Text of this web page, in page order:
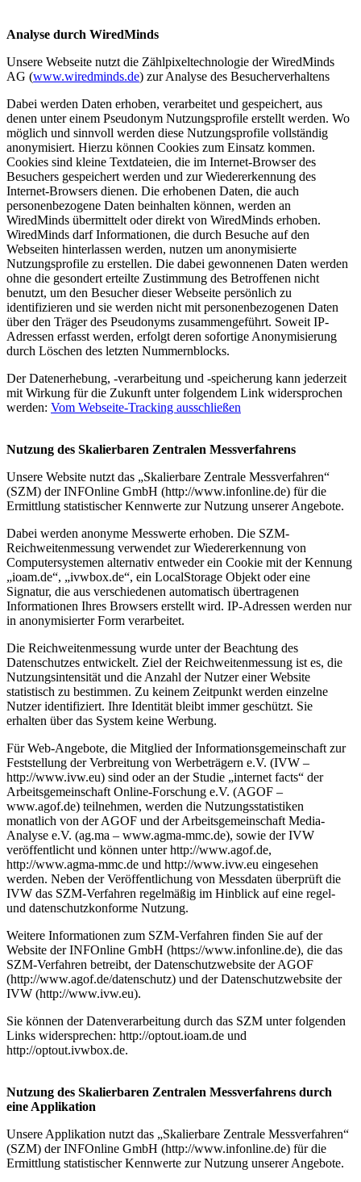
Analyse durch WiredMinds
Unsere Webseite nutzt die Zählpixeltechnologie der WiredMinds
AG (www.wiredminds.de) zur Analyse des Besucherverhaltens
Dabei werden Daten erhoben, verarbeitet und gespeichert, aus
denen unter einem Pseudonym Nutzungsprofile erstellt werden. Wo
möglich und sinnvoll werden diese Nutzungsprofile vollständig
anonymisiert. Hierzu können Cookies zum Einsatz kommen.
Cookies sind kleine Textdateien, die im Internet-Browser des
Besuchers gespeichert werden und zur Wiedererkennung des
Internet-Browsers dienen. Die erhobenen Daten, die auch
personenbezogene Daten beinhalten können, werden an
WiredMinds übermittelt oder direkt von WiredMinds erhoben.
WiredMinds darf Informationen, die durch Besuche auf den
Webseiten hinterlassen werden, nutzen um anonymisierte
Nutzungsprofile zu erstellen. Die dabei gewonnenen Daten werden
ohne die gesondert erteilte Zustimmung des Betroffenen nicht
benutzt, um den Besucher dieser Webseite persönlich zu
identifizieren und sie werden nicht mit personenbezogenen Daten
über den Träger des Pseudonyms zusammengeführt. Soweit IP-
Adressen erfasst werden, erfolgt deren sofortige Anonymisierung
durch Löschen des letzten Nummernblocks.
Der Datenerhebung, -verarbeitung und -speicherung kann jederzeit
mit Wirkung für die Zukunft unter folgendem Link widersprochen
werden: Vom Webseite-Tracking ausschließen
Nutzung des Skalierbaren Zentralen Messverfahrens
Unsere Website nutzt das „Skalierbare Zentrale Messverfahren“
(SZM) der INFOnline GmbH (http://www.infonline.de) für die
Ermittlung statistischer Kennwerte zur Nutzung unserer Angebote.
Dabei werden anonyme Messwerte erhoben. Die SZM-
Reichweitenmessung verwendet zur Wiedererkennung von
Computersystemen alternativ entweder ein Cookie mit der Kennung
„ioam.de“, „ivwbox.de“, ein LocalStorage Objekt oder eine
Signatur, die aus verschiedenen automatisch übertragenen
Informationen Ihres Browsers erstellt wird. IP-Adressen werden nur
in anonymisierter Form verarbeitet.
Die Reichweitenmessung wurde unter der Beachtung des
Datenschutzes entwickelt. Ziel der Reichweitenmessung ist es, die
Nutzungsintensität und die Anzahl der Nutzer einer Website
statistisch zu bestimmen. Zu keinem Zeitpunkt werden einzelne
Nutzer identifiziert. Ihre Identität bleibt immer geschützt. Sie
erhalten über das System keine Werbung.
Für Web-Angebote, die Mitglied der Informationsgemeinschaft zur
Feststellung der Verbreitung von Werbeträgern e.V. (IVW –
http://www.ivw.eu) sind oder an der Studie „internet facts“ der
Arbeitsgemeinschaft Online-Forschung e.V. (AGOF –
www.agof.de) teilnehmen, werden die Nutzungsstatistiken
monatlich von der AGOF und der Arbeitsgemeinschaft Media-
Analyse e.V. (ag.ma – www.agma-mmc.de), sowie der IVW
veröffentlicht und können unter http://www.agof.de,
http://www.agma-mmc.de und http://www.ivw.eu eingesehen
werden. Neben der Veröffentlichung von Messdaten überprüft die
IVW das SZM-Verfahren regelmäßig im Hinblick auf eine regel-
und datenschutzkonforme Nutzung.
Weitere Informationen zum SZM-Verfahren finden Sie auf der
Website der INFOnline GmbH (https://www.infonline.de), die das
SZM-Verfahren betreibt, der Datenschutzwebsite der AGOF
(http://www.agof.de/datenschutz) und der Datenschutzwebsite der
IVW (http://www.ivw.eu).
Sie können der Datenverarbeitung durch das SZM unter folgenden
Links widersprechen: http://optout.ioam.de und
http://optout.ivwbox.de.
Nutzung des Skalierbaren Zentralen Messverfahrens durch
eine Applikation
Unsere Applikation nutzt das „Skalierbare Zentrale Messverfahren“
(SZM) der INFOnline GmbH (http://www.infonline.de) für die
Ermittlung statistischer Kennwerte zur Nutzung unserer Angebote.